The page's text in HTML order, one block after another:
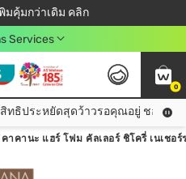
มคุ้มกว่าเดิม คลิก
ก ลดเพิ่มจุก ๆ 10%! 🎉
มื่อชอป 499฿
น คลับดียังไง?
Services
0
มีบัตรสมาชิกวัตสัน คลับรึยัง? สิทธิประหยัดสุดว้าวรอคุณอยู่ ชอปคุ้มกว่าเดิม คลิก!
ทธิประหยัดสุดว้าวรอคุณอยู่ ชอปคุ้มก
คาคานะ แฮร์ โฟม คัลเลอร์ ชิโครี่ เนเชอร์